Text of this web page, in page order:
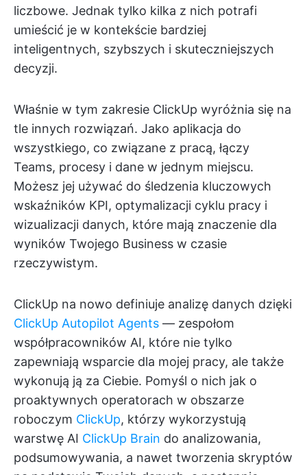
liczbowe. Jednak tylko kilka z nich potrafi
umieścić je w kontekście bardziej
inteligentnych, szybszych i skuteczniejszych
decyzji.
Właśnie w tym zakresie ClickUp wyróżnia się na
tle innych rozwiązań. Jako aplikacja do
wszystkiego, co związane z pracą, łączy
Teams, procesy i dane w jednym miejscu.
Możesz jej używać do śledzenia kluczowych
wskaźników KPI, optymalizacji cyklu pracy i
wizualizacji danych, które mają znaczenie dla
wyników Twojego Business w czasie
rzeczywistym.
ClickUp na nowo definiuje analizę danych dzięki
ClickUp Autopilot Agents — zespołom
współpracowników AI, które nie tylko
zapewniają wsparcie dla mojej pracy, ale także
wykonują ją za Ciebie. Pomyśl o nich jak o
proaktywnych operatorach w obszarze
roboczym ClickUp, którzy wykorzystują
warstwę AI ClickUp Brain do analizowania,
podsumowywania, a nawet tworzenia skryptów